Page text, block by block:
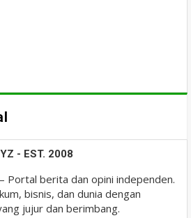
- EST. 2008
Portal berita dan opini independen.
bisnis, dan dunia dengan
jujur dan berimbang.